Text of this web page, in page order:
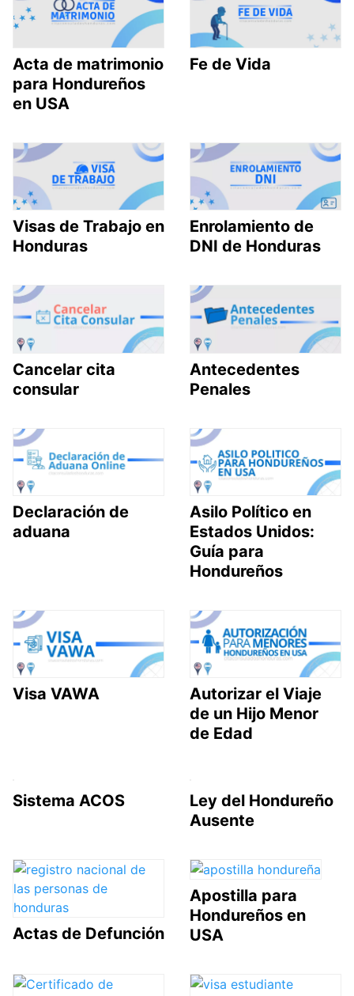
Acta de matrimonio
para Hondureños
en USA
Fe de Vida
Visas de Trabajo en
Honduras
Enrolamiento de
DNI de Honduras
Cancelar cita
consular
Antecedentes
Penales
Declaración de
aduana
Asilo Político en
Estados Unidos:
Guía para
Hondureños
Visa VAWA
Autorizar el Viaje
de un Hijo Menor
de Edad
Sistema ACOS
Ley del Hondureño
Ausente
Actas de Defunción
Apostilla para
Hondureños en
USA